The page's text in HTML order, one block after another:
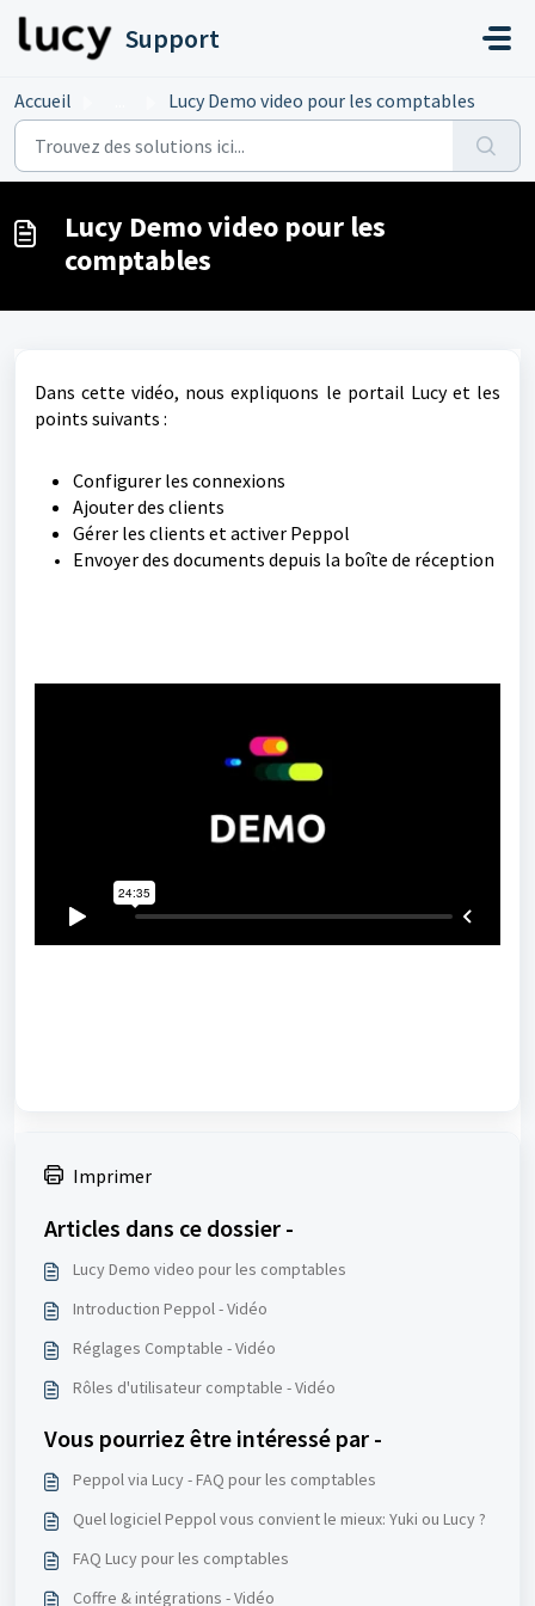
Support
Accueil Lucy Demo video pour les comptables
Lucy Demo video pour les
comptables
Dans cette vidéo, nous expliquons le portail Lucy et les
points suivants :
Configurer les connexions
Ajouter des clients
Gérer les clients et activer Peppol
Envoyer des documents depuis la boîte de réception
Imprimer
Articles dans ce dossier -
Lucy Demo video pour les comptables
Introduction Peppol - Vidéo
Réglages Comptable - Vidéo
Rôles d'utilisateur comptable - Vidéo
Vous pourriez être intéressé par -
Peppol via Lucy - FAQ pour les comptables
Quel logiciel Peppol vous convient le mieux: Yuki ou Lucy ?
FAQ Lucy pour les comptables
Coffre & intégrations - Vidéo